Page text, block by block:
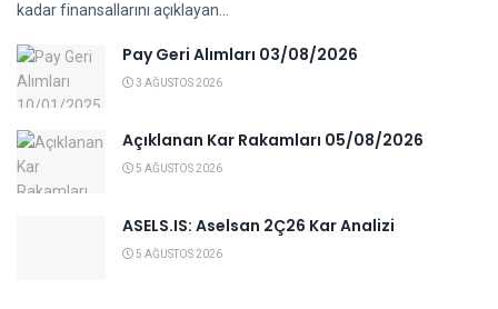
kadar finansallarını açıklayan...
Pay Geri Alımları 03/08/2026
3 AĞUSTOS 2026
Açıklanan Kar Rakamları 05/08/2026
5 AĞUSTOS 2026
ASELS.IS: Aselsan 2Ç26 Kar Analizi
5 AĞUSTOS 2026